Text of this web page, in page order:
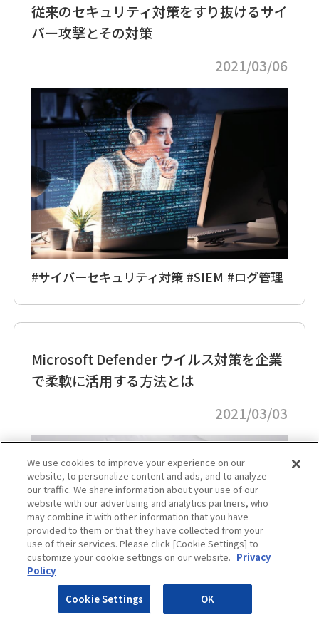
従来のセキュリティ対策をすり抜けるサイ
バー攻撃とその対策
2021/03/06
#サイバーセキュリティ対策 #SIEM #ログ管理
Microsoft Defender ウイルス対策を企業
で柔軟に活用する方法とは
2021/03/03
#サイバーセキュリティ対策#SIEM#ログ管理
We use cookies to improve your experience on our
website, to personalize content and ads, and to analyze
our traffic. We share information about your use of our
website with our advertising and analytics partners, who
may combine it with other information that you have
provided to them or that they have collected from your
use of their services. Please click [Cookie Settings] to
customize your cookie settings on our website. Privacy
Policy
Cookie Settings OK